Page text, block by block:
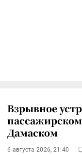
Взрывное
Дамаском
6 августа 2026, 21:40